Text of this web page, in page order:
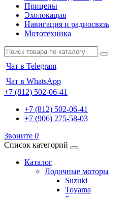
Прицепы
Эхолокация
Навигация и радиосвязь
Мототехника
Чат в Telegram
Чат в WhatsApp
+7 (812) 502-06-41
+7 (812) 502-06-41
+7 (906) 275-58-03
Звоните 0
Список категорий
Каталог
Лодочные моторы
Suzuki
Toyama